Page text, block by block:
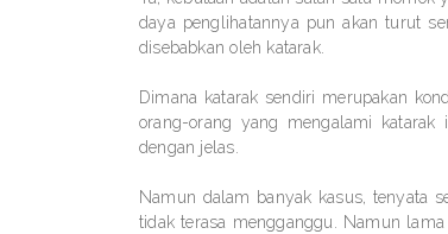
daya penglihatannya pun akan turut
disebabkan oleh katarak.
Dimana katarak sendiri merupakan
orang-orang yang mengalami katarak
dengan jelas.
Namun dalam banyak kasus, tenyata
tidak terasa mengganggu. Namun